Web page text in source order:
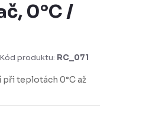
0°C /
Kód produktu: RC_071
při teplotách 0°C až